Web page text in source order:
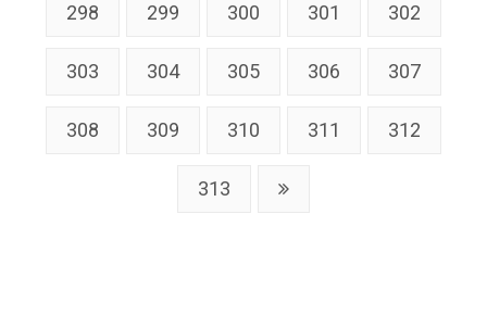
298 299 300 301 302
303 304 305 306 307
308 309 310 311 312
313